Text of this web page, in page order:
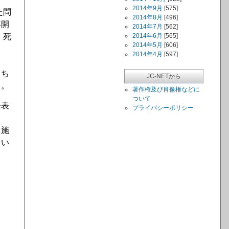
問
死
2014年9月 [575]
2014年8月 [496]
2014年7月 [562]
2014年6月 [565]
2014年5月 [606]
2014年4月 [597]
JC-NETから
著作権及び肖像権などに
ついて
プライバシーポリシー